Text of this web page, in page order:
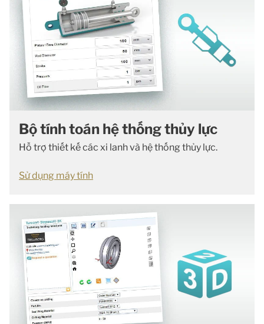
Bộ tính toán hệ thống thủy lực
Hỗ trợ thiết kế các xi lanh và hệ thống thủy lực.
Sử dụng máy tính